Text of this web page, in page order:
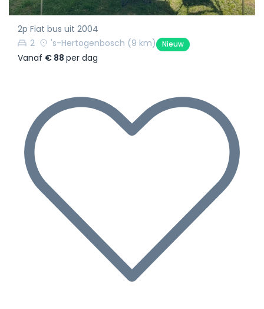
2p Fiat bus uit 2004
2
's-Hertogenbosch (9 km) Nieuw
Vanaf € 88 per dag